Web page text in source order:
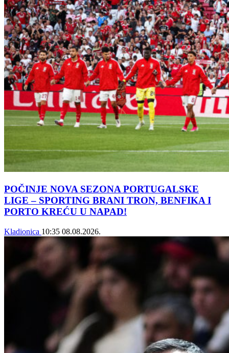
POČINJE NOVA SEZONA PORTUGALSKE
LIGE – SPORTING BRANI TRON, BENFIKA I
PORTO KREĆU U NAPAD!
Kladionica 10:35 08.08.2026.